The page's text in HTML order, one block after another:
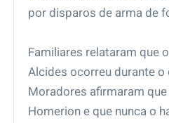
por disparos de arma de
Familiares relataram que
Alcides ocorreu durante o
Moradores afirmaram
Homerion e que nunca o